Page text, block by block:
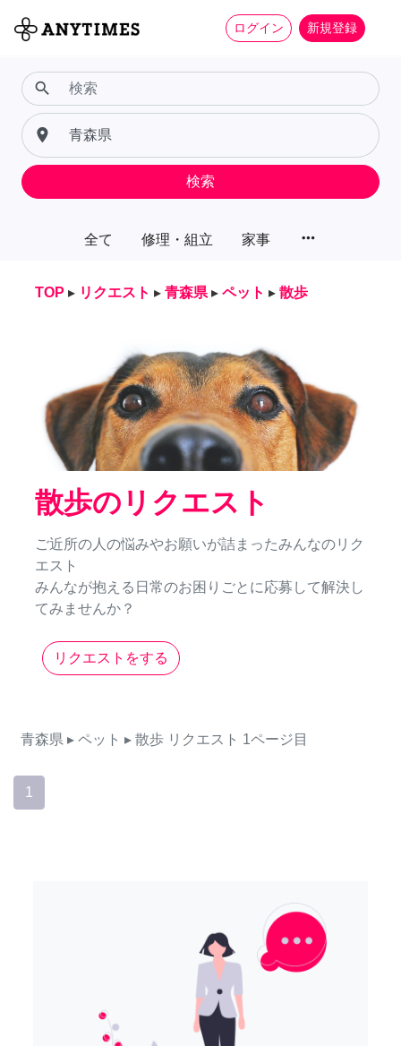
ログイン 新規登録
全て 修理・組立 家事 more_horiz
search
place
検索
TOP ▸ リクエスト ▸ 青森県 ▸ ペット ▸ 散歩
散歩のリクエスト
ご近所の人の悩みやお願いが詰まったみんなのリク
エスト
みんなが抱える日常のお困りごとに応募して解決し
てみませんか？
リクエストをする
青森県 ▸ ペット ▸ 散歩 リクエスト 1ページ目
1